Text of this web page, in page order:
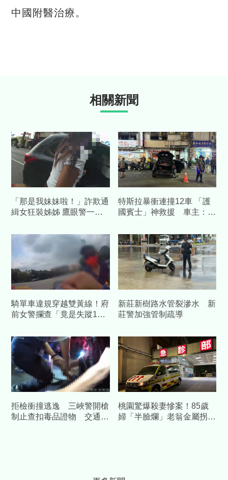
中國附醫治療。
相關新聞
「那是我妹妹啦！」詐欺通
緝女狂裝姊姊 鷹眼警一句
特斯拉暴衝連撞12車 「護
國賓士」神救援 車主：幸
騎單車違規穿越雙黃線！府
前女警攔查「竟是失蹤1年
新莊新樹路水管裂滲水 新
莊警加強管制疏導
拒檢衝撞逃逸 三峽警開槍
制止查扣毒品證物 交通違
桃園驚爆殺妻慘案！85歲
婦「半臉爛」老翁金屬拐杖